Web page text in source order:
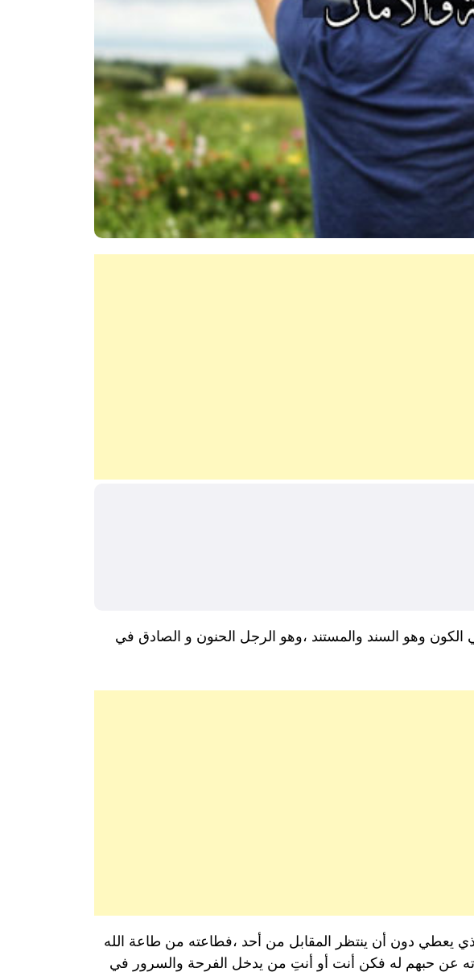
وهو السند والمستند ،وهو الرجل الحنون و الصادق في
الذي يعطي دون أن ينتظر المقابل من أحد ،فطاعته من طاعة الله
بناته عن حبهم له فكن أنت أو أنتِ من يدخل الفرحة والسرور في